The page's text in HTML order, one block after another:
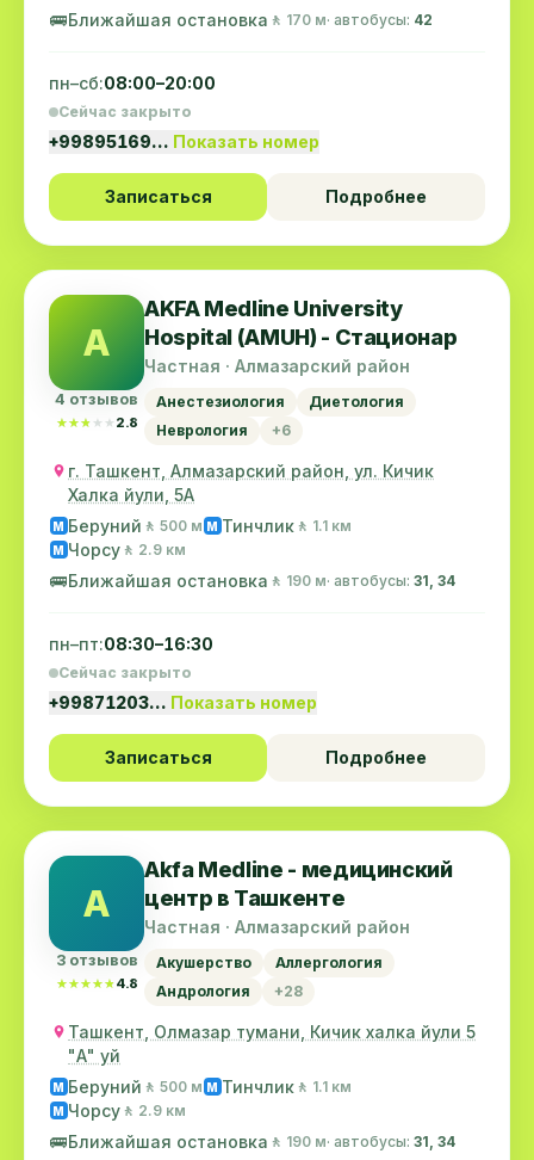
🚌Ближайшая остановка 🚶 170 м· автобусы: 42
пн–сб:08:00–20:00
Сейчас закрыто
+99895169… Показать номер
Записаться Подробнее
A
4 отзывов
★★★★★
★★★★★ 2.8
AKFA Medline University
Hospital (AMUH) - Стационар
Частная · Алмазарский район
Анестезиология
Диетология
Неврология
+6
г. Ташкент, Алмазарский район, ул. Кичик
Халка йули, 5А
M Беруний 🚶 500 м M Тинчлик 🚶 1.1 км
M Чорсу 🚶 2.9 км
🚌Ближайшая остановка 🚶 190 м· автобусы: 31, 34
пн–пт:08:30–16:30
Сейчас закрыто
+99871203… Показать номер
Записаться Подробнее
A
3 отзывов
★★★★★
★★★★★ 4.8
Akfa Medline - медицинский
центр в Ташкенте
Частная · Алмазарский район
Акушерство
Аллергология
Андрология
+28
Ташкент, Олмазар тумани, Кичик халка йули 5
"А" уй
M Беруний 🚶 500 м M Тинчлик 🚶 1.1 км
M Чорсу 🚶 2.9 км
🚌Ближайшая остановка 🚶 190 м· автобусы: 31, 34